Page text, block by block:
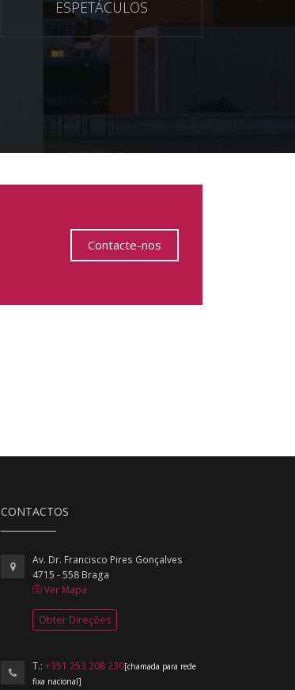
ESPETÁCULOS
Contacte-nos
CONTACTOS
Av. Dr. Francisco Pires Gonçalves
4715 - 558 Braga
Ver Mapa
Obter Direções
T.: +351 253 208 230[chamada para rede
fixa nacional]